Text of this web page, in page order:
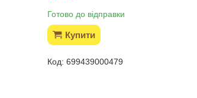
Готово до відправки
Купити
699439000479